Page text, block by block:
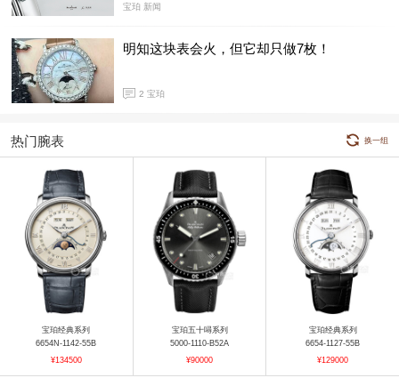
宝珀 新闻
明知这块表会火，但它却只做7枚！
2 宝珀
热门腕表 换一组
宝珀经典系列
6654N-1142-55B
¥134500
宝珀五十噚系列
5000-1110-B52A
¥90000
宝珀经典系列
6654-1127-55B
¥129000